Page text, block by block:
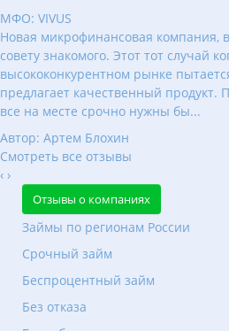
МФО: VIVUS
Новая микрофинансовая компания,
совету знакомого. Этот тот случай
высококонкурентном рынке
предлагает качественный
все на месте срочно нужны бы...
Автор: Артем Блохин
Смотреть все отзывы
‹ ›
Отзывы о компаниях
Займы по регионам России
Срочный займ
Беспроцентный займ
Без отказа